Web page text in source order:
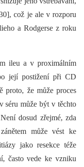
což je ale v rozporu
a Rodgerse z roku
ileu a v proximálním
její postižení při CD
proto, že může proces
séru může být v těchto
dosud zřejmé, zda
může vést ke
jako resekce téže
často vede ke vzniku